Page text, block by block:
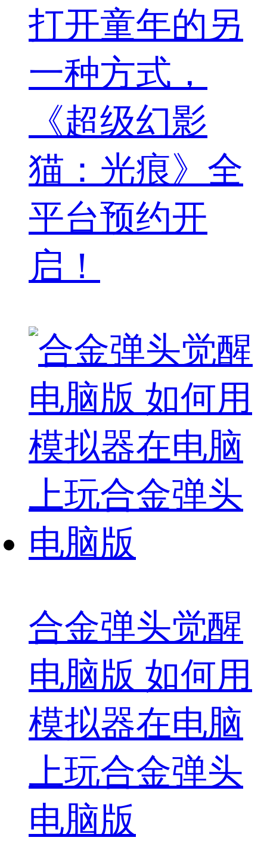
打开童年的另
一种方式，
《超级幻影
猫：光痕》全
平台预约开
启！
合金弹头觉醒
电脑版 如何用
模拟器在电脑
上玩合金弹头
电脑版